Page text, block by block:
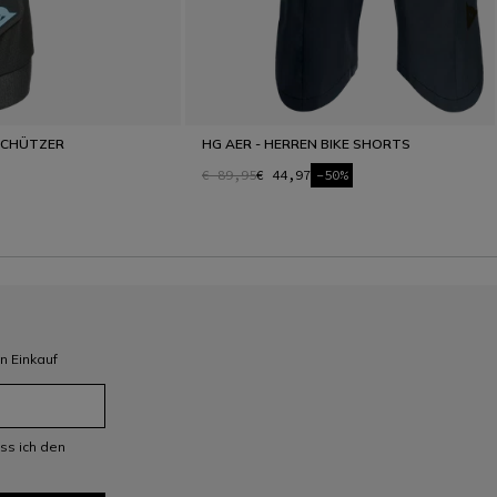
HG AER - HERREN BIKE SHORTS
€ 89,95€ 44,97 -50%
Einkauf
ich den